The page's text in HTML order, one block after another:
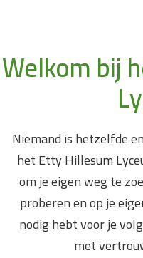
Welkom bij
Niemand is hetzelfde
het Etty Hillesum
om je eigen weg te
proberen en op je
nodig hebt voor je
met